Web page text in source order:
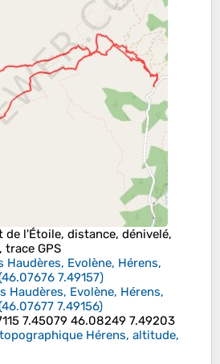
de l'Étoile, distance, dénivelé,
GPS
Haudères, Evolène, Hérens,
46.07676 7.49157)
Haudères, Evolène, Hérens,
46.07677 7.49156)
7.45079 46.08249 7.49203
Hérens, altitude,